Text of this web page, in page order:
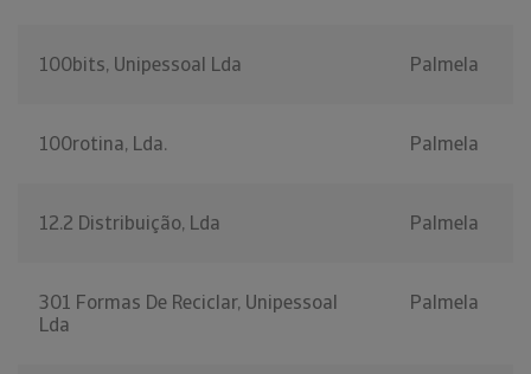
100bits, Unipessoal Lda Palmela
100rotina, Lda. Palmela
12.2 Distribuição, Lda Palmela
301 Formas De Reciclar, Unipessoal
Lda
Palmela